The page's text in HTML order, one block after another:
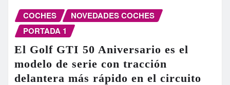
COCHES
NOVEDADES COCHES
PORTADA 1
El Golf GTI 50 Aniversario es el
modelo de serie con tracción
delantera más rápido en el circuito